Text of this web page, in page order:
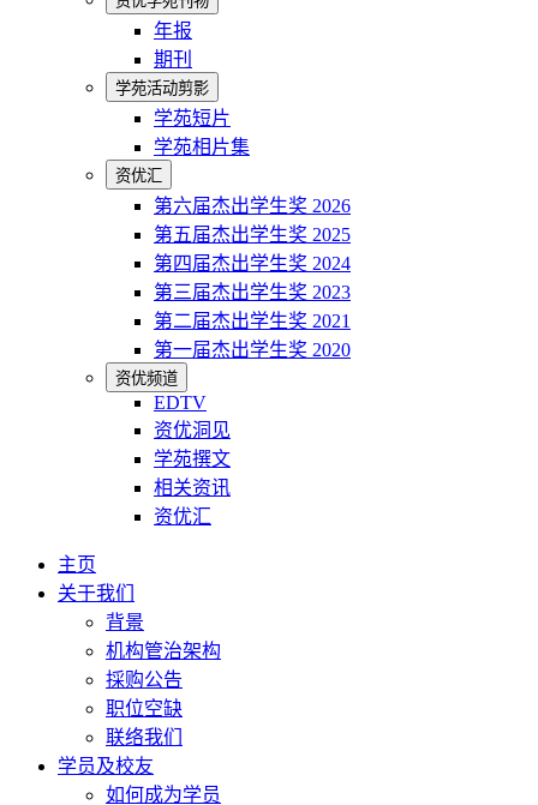
年报
期刊
学苑活动剪影
学苑短片
学苑相片集
资优汇
第六届杰出学生奖 2026
第五届杰出学生奖 2025
第四届杰出学生奖 2024
第三届杰出学生奖 2023
第二届杰出学生奖 2021
第一届杰出学生奖 2020
资优频道
EDTV
资优洞见
学苑撰文
相关资讯
资优汇
主页
关于我们
背景
机构管治架构
採购公告
职位空缺
联络我们
学员及校友
如何成为学员